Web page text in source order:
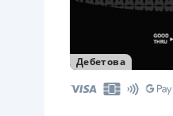
Дебетова